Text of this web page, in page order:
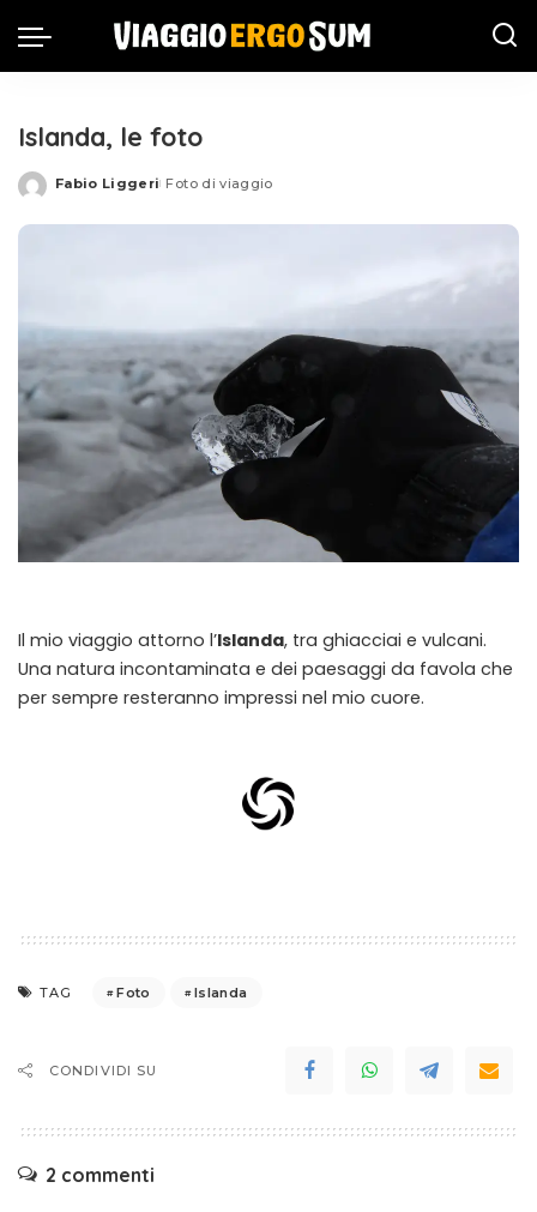
Islanda, le foto
Posted
Fabio Liggeri Foto di viaggio
Il mio viaggio attorno l’Islanda, tra ghiacciai e vulcani.
Una natura incontaminata e dei paesaggi da favola che
per sempre resteranno impressi nel mio cuore.
TAG Foto Islanda
CONDIVIDI SU
2 commenti